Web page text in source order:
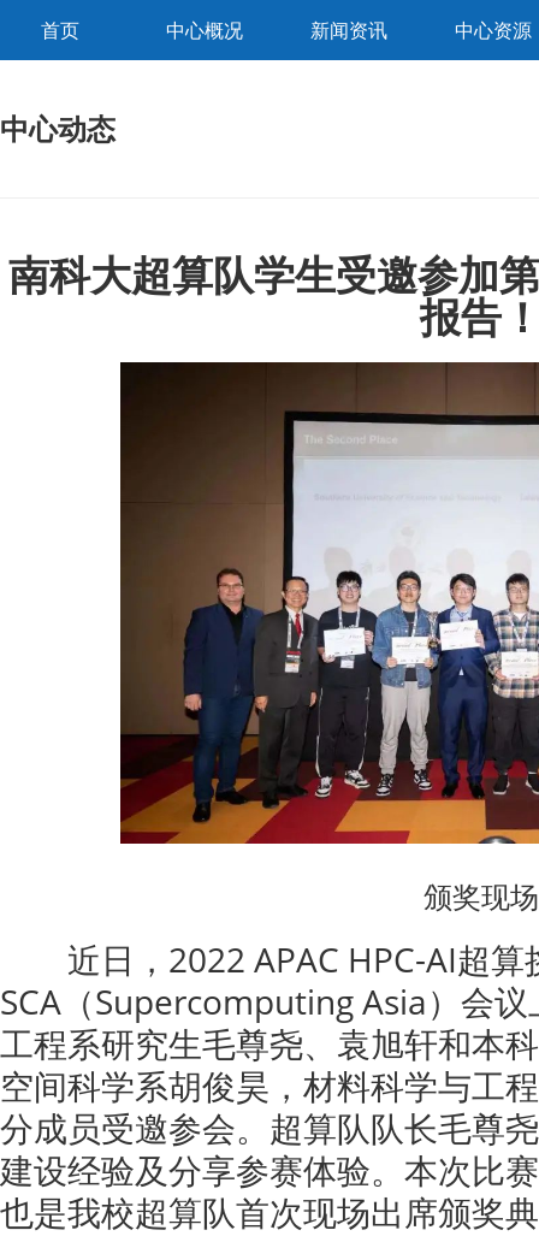
首页 中心概况 新闻资讯 中心资源
中心动态
南科大超算队学生受邀参加
报告
颁奖现场
近日，2022 APAC HPC-AI超算
SCA（Supercomputing Asia）会
工程系研究生毛尊尧、袁旭轩和本
空间科学系胡俊昊，材料科学与工
分成员受邀参会。超算队队长毛尊
建设经验及分享参赛体验。本次比
也是我校超算队首次现场出席颁奖